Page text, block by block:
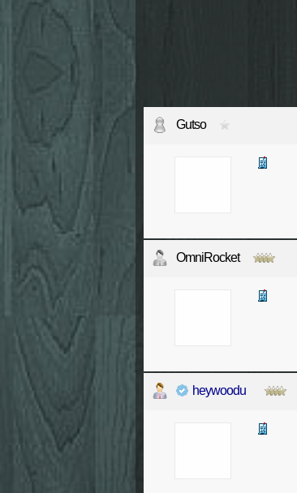
Gutso
OmniRocket
heywoodu